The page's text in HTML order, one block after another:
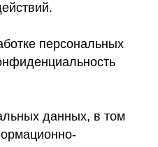
персональных
данных, в том